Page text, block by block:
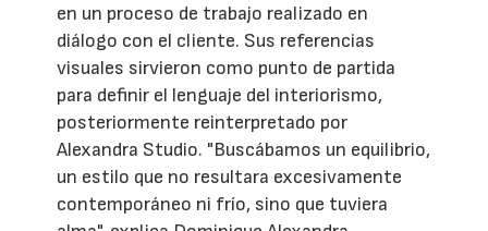
en un proceso de trabajo realizado en
diálogo con el cliente. Sus referencias
visuales sirvieron como punto de partida
para definir el lenguaje del interiorismo,
posteriormente reinterpretado por
Alexandra Studio. "Buscábamos un equilibrio,
un estilo que no resultara excesivamente
contemporáneo ni frío, sino que tuviera